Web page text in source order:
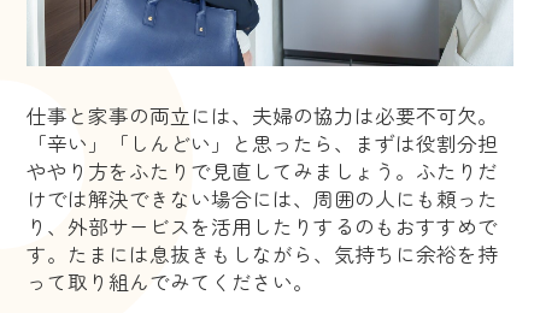
仕事と家事の両立には、夫婦の協力は必要不可欠。
「辛い」「しんどい」と思ったら、まずは役割分担
ややり方をふたりで見直してみましょう。ふたりだ
けでは解決できない場合には、周囲の人にも頼った
り、外部サービスを活用したりするのもおすすめで
す。たまには息抜きもしながら、気持ちに余裕を持
って取り組んでみてください。